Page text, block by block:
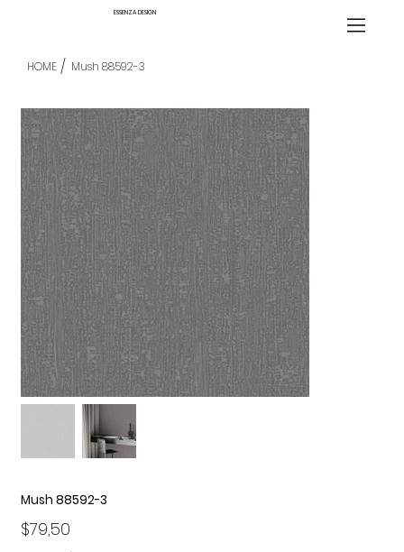
ESSENZA DESIGN
HOME / Mush 88592-3
Mush 88592-3
Precio
$79,50